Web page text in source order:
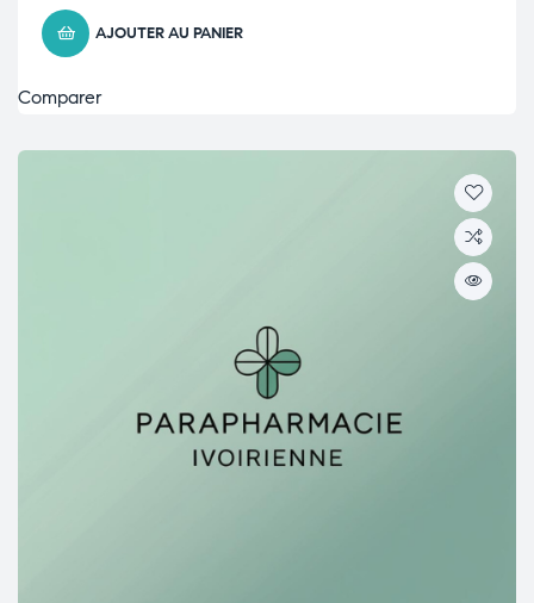
AJOUTER AU PANIER
Comparer